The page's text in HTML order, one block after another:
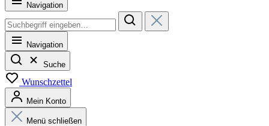
Navigation
Navigation
Suche
Wunschzettel
Mein Konto
Menü schließen